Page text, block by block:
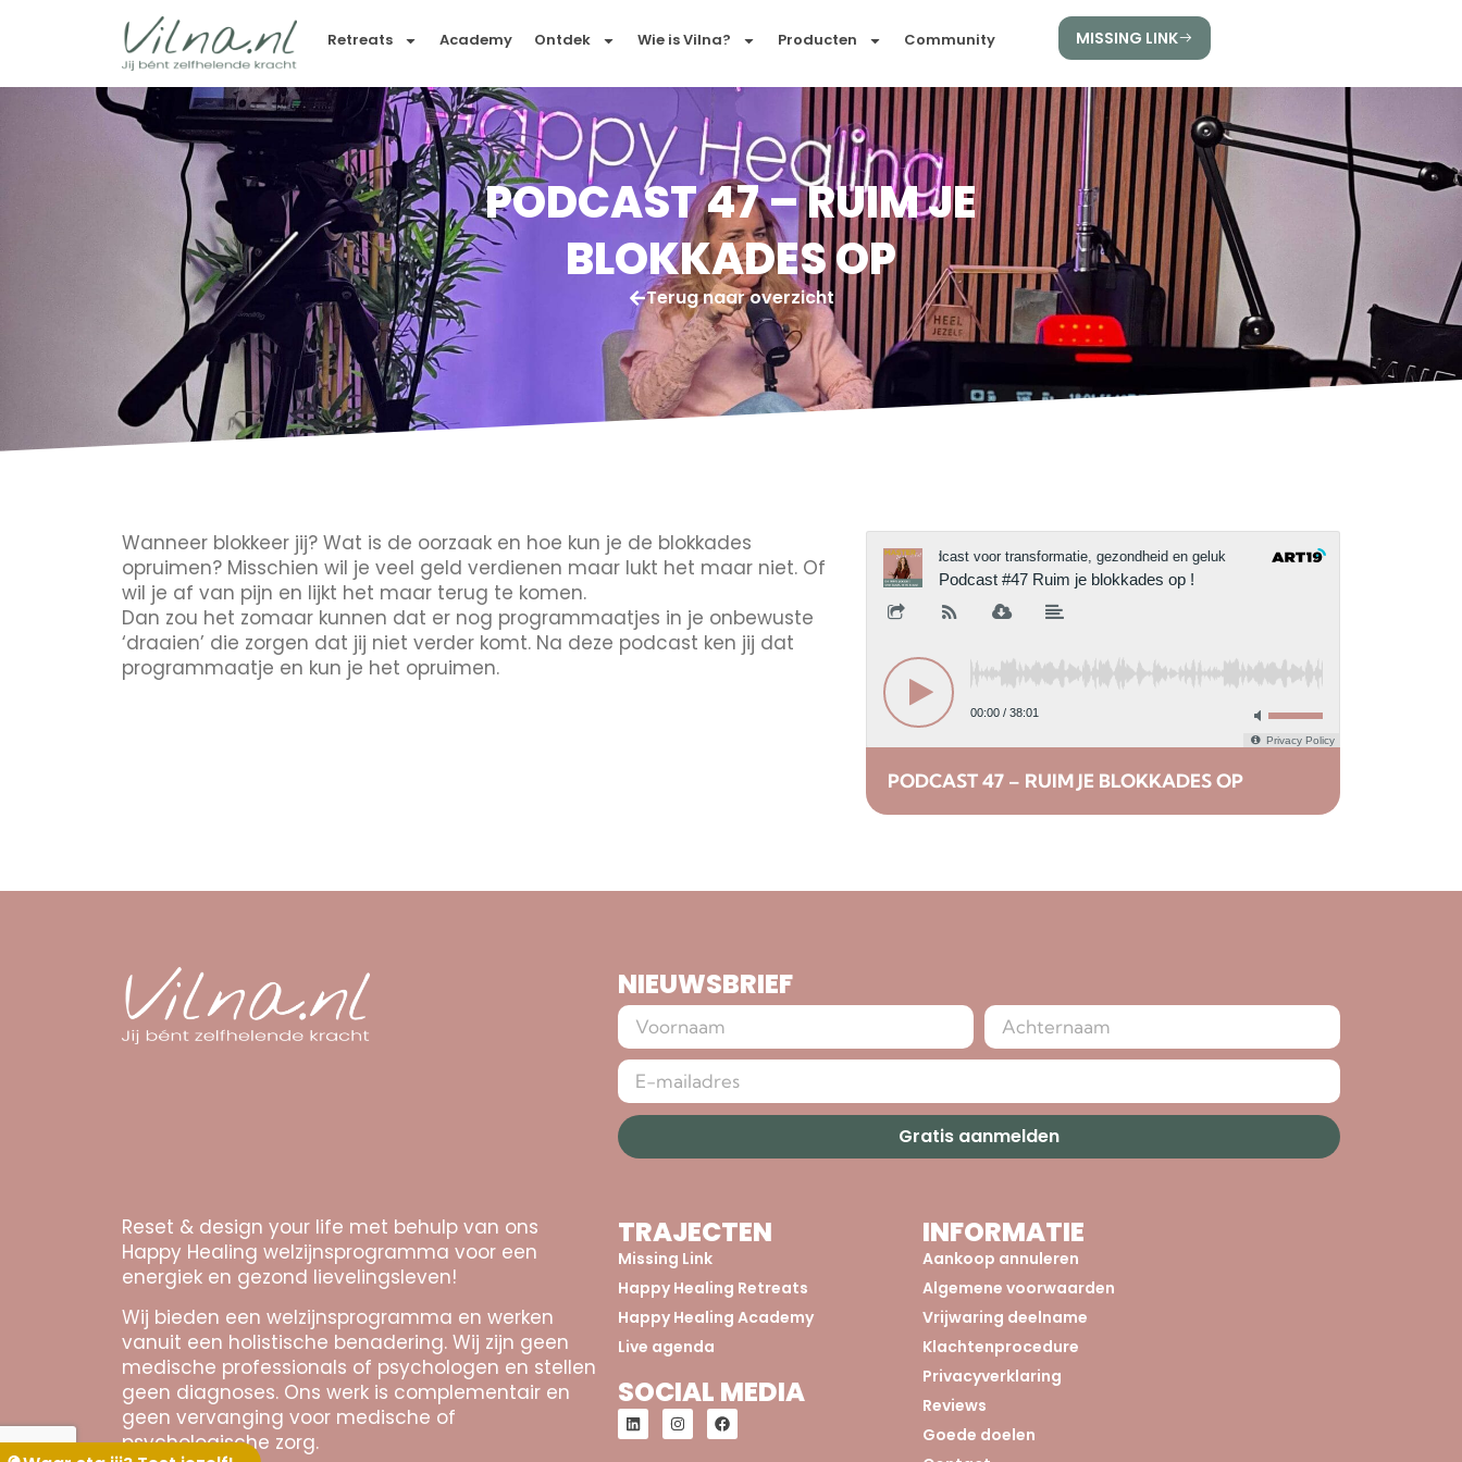
Retreats Academy Ontdek Wie is Vilna? Producten Community MISSING LINK
PODCAST 47 – RUIM JE
BLOKKADES OP
Terug naar overzicht
Wanneer blokkeer jij? Wat is de oorzaak en hoe kun je de blokkades
opruimen? Misschien wil je veel geld verdienen maar lukt het maar niet. Of
wil je af van pijn en lijkt het maar terug te komen.
Dan zou het zomaar kunnen dat er nog programmaatjes in je onbewuste
‘draaien’ die zorgen dat jij niet verder komt. Na deze podcast ken jij dat
programmaatje en kun je het opruimen.
PODCAST 47 – RUIM JE BLOKKADES OP
NIEUWSBRIEF
Gratis aanmelden
Reset & design your life met behulp van ons
Happy Healing welzijnsprogramma voor een
energiek en gezond lievelingsleven!
Wij bieden een welzijnsprogramma en werken
vanuit een holistische benadering. Wij zijn geen
medische professionals of psychologen en stellen
geen diagnoses. Ons werk is complementair en
geen vervanging voor medische of
psychologische zorg.
TRAJECTEN
Missing Link
Happy Healing Retreats
Happy Healing Academy
Live agenda
SOCIAL MEDIA
INFORMATIE
Aankoop annuleren
Algemene voorwaarden
Vrijwaring deelname
Klachtenprocedure
Privacyverklaring
Reviews
Goede doelen